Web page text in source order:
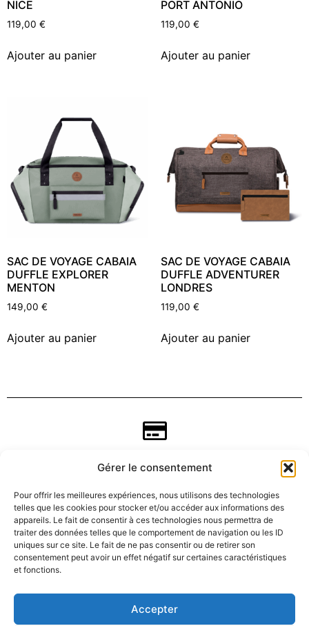
Gérer le consentement
Pour offrir les meilleures expériences, nous utilisons des technologies
telles que les cookies pour stocker et/ou accéder aux informations des
appareils. Le fait de consentir à ces technologies nous permettra de
traiter des données telles que le comportement de navigation ou les ID
uniques sur ce site. Le fait de ne pas consentir ou de retirer son
consentement peut avoir un effet négatif sur certaines caractéristiques
et fonctions.
Accepter
NICE
119,00 €
Ajouter au panier
PORT ANTONIO
119,00 €
Ajouter au panier
SAC DE VOYAGE CABAIA
DUFFLE EXPLORER
MENTON
149,00 €
Ajouter au panier
SAC DE VOYAGE CABAIA
DUFFLE ADVENTURER
LONDRES
119,00 €
Ajouter au panier
CGV